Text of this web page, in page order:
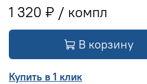
1 320 ₽
В корзину
Купить в 1 клик